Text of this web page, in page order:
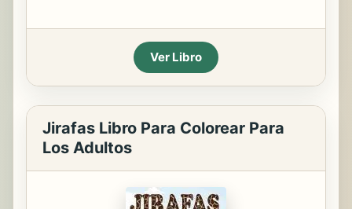
Ver Libro
Jirafas Libro Para Colorear Para
Los Adultos